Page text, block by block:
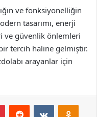
ve fonksiyonelliğin
tasarımı, enerji
ve güvenlik önlemleri
tercih haline gelmiştir.
arayanlar için
PinterestReddit VKontakte